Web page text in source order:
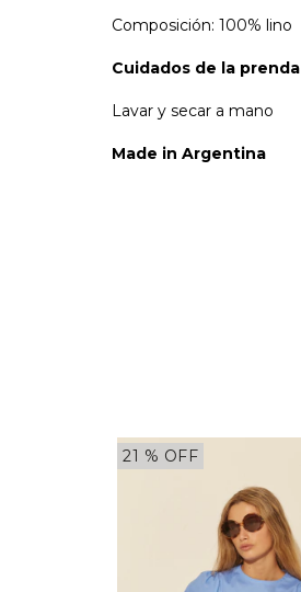
Composición: 100% lino
Cuidados de la prenda
Lavar y secar a mano
Made in Argentina
21 % OFF